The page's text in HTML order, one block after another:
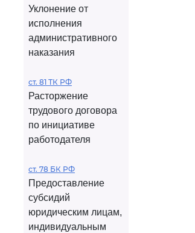
Уклонение от
исполнения
административного
наказания
ст. 81 ТК РФ
Расторжение
трудового договора
по инициативе
работодателя
ст. 78 БК РФ
Предоставление
субсидий
юридическим лицам,
индивидуальным